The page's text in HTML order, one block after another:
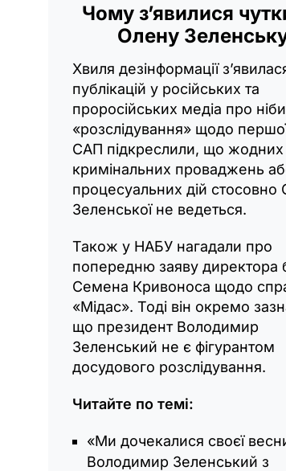
Чому з’явилися
Олену
Хвиля дезінформації
публікацій у російських та
проросійських медіа про
«розслідування» щодо
САП підкреслили, що жодних
кримінальних проваджень
процесуальних дій стосовно
Зеленської не ведеться.
Також у НАБУ нагадали про
попередню заяву директора
Семена Кривоноса щодо
«Мідас». Тоді він окремо
що президент Володимир
Зеленський не є фігурантом
досудового розслідування.
Читайте по темі:
«Ми дочекалися своєї
Володимир Зеленський з